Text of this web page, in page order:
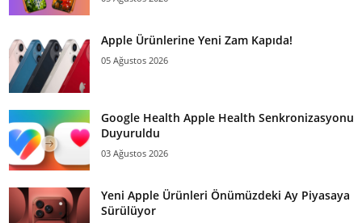
Apple Ürünlerine Yeni Zam Kapıda!
05 Ağustos 2026
Google Health Apple Health Senkronizasyonu
Duyuruldu
03 Ağustos 2026
Yeni Apple Ürünleri Önümüzdeki Ay Piyasaya
Sürülüyor